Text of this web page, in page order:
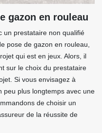
gazon en rouleau
un prestataire non qualifié
pose de gazon en rouleau,
qui est en jeux. Alors, il
sur le choix du prestataire
Si vous envisagez à
peu plus longtemps avec une
de choisir un
de la réussite de